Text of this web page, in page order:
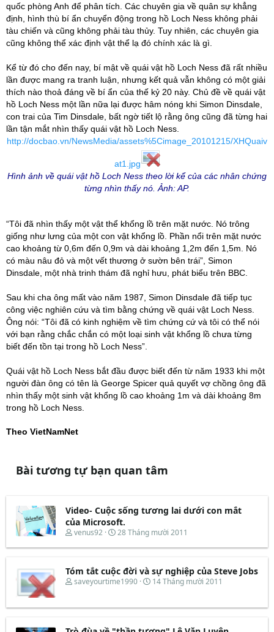
quốc phòng Anh để phân tích. Các chuyên gia về quân sự khẳng
định, hình thù bí ẩn chuyển động trong hồ Loch Ness không phải
tàu chiến và cũng không phải tàu thủy. Tuy nhiên, các chuyên gia
cũng không thể xác định vật thể lạ đó chính xác là gì.
Kể từ đó cho đến nay, bí mật về quái vật hồ Loch Ness đã rất nhiều
lần được mang ra tranh luận, nhưng kết quả vẫn không có một giải
thích nào thoả đáng về bí ẩn của thế kỷ 20 này. Chủ đề về quái vật
hồ Loch Ness một lần nữa lại được hâm nóng khi Simon Dinsdale,
con trai của Tim Dinsdale, bất ngờ tiết lộ rằng ông cũng đã từng hai
lần tận mắt nhìn thấy quái vật hồ Loch Ness.
http://docbao.vn/NewsMedia/assets%5Cimage_20101215/XHQuaiv
at1.jpg
Hình ảnh về quái vật hồ Loch Ness theo lời kể của các nhân chứng
từng nhìn thấy nó. Ảnh: AP.
“Tôi đã nhìn thấy một vật thể khổng lồ trên mặt nước. Nó trông
giống như lưng của một con vật khổng lồ. Phần nổi trên mặt nước
cao khoảng từ 0,6m đến 0,9m và dài khoảng 1,2m đến 1,5m. Nó
có màu nâu đỏ và một vết thương ở sườn bên trái”, Simon
Dinsdale, một nhà trinh thám đã nghỉ hưu, phát biểu trên BBC.
Sau khi cha ông mất vào năm 1987, Simon Dinsdale đã tiếp tục
công việc nghiên cứu và tìm bằng chứng về quái vật Loch Ness.
Ông nói: “Tôi đã có kinh nghiệm về tìm chứng cứ và tôi có thể nói
với bạn rằng chắc chắn có một loại sinh vật khổng lồ chưa từng
biết đến tồn tại trong hồ Loch Ness”.
Quái vật hồ Loch Ness bắt đầu được biết đến từ năm 1933 khi một
người đàn ông có tên là George Spicer quả quyết vợ chồng ông đã
nhìn thấy một sinh vật khổng lồ cao khoảng 1m và dài khoảng 8m
trong hồ Loch Ness.
Theo VietNamNet
Bài tương tự bạn quan tâm
Video- Cuộc sống tương lai dưới con mắt
của Microsoft.
T
r
a
d
a
t
venus92
N
à
b
ắ
ầ
28 Tháng mười 2011
Tóm tắt cuộc đời và sự nghiệp của Steve Jobs
T
e
saveyourtime1990
N
y
14 Tháng mười 2011